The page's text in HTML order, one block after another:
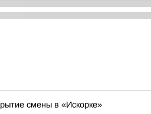
смены в «Искорке»